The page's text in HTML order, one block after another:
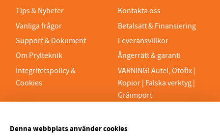
Tips & Nyheter
Vanliga frågor
Support & Dokument
Om Prylteknik
Integritetspolicy &
Cookies
Kontakta oss
Betalsätt & Finansiering
Leveransvillkor
Ångerrätt & garanti
VARNING! Autel, Otofix |
Kopior | Falska verktyg |
Gråimport
Org.nr 559329-1189
Denna webbplats använder cookies